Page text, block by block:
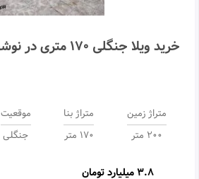
خرید ویلا جنگلی 170 متری در نوشهر
متراژ زمین
200 متر
متراژ بنا
170 متر
موقعیت
جنگلی
3.8 میلیارد تومان